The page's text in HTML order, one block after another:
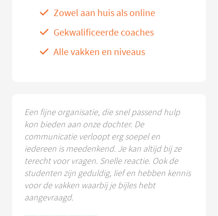
Zowel aan huis als online
Gekwalificeerde coaches
Alle vakken en niveaus
Een fijne organisatie, die snel passend hulp
kon bieden aan onze dochter. De
communicatie verloopt erg soepel en
iedereen is meedenkend. Je kan altijd bij ze
terecht voor vragen. Snelle reactie. Ook de
studenten zijn geduldig, lief en hebben kennis
voor de vakken waarbij je bijles hebt
aangevraagd.